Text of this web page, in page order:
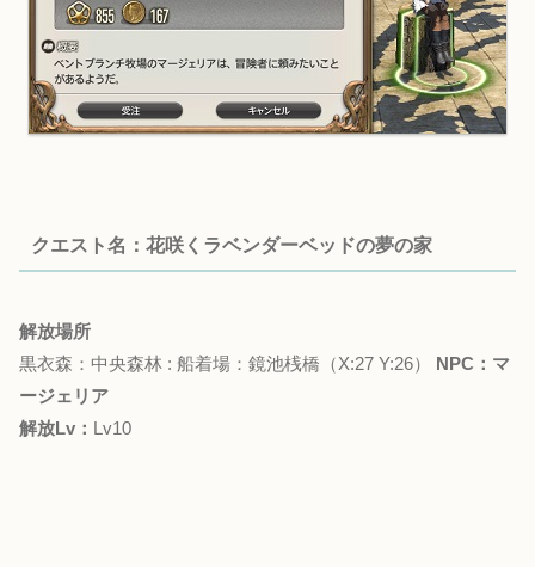
クエスト名：花咲くラベンダーベッドの夢の家
解放場所
黒衣森：中央森林 : 船着場：鏡池桟橋（X:27 Y:26）
NPC：マ
ージェリア
解放Lv： Lv10